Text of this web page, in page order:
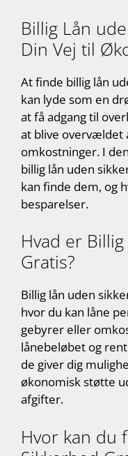
Billig Lån
Din Vej til
At finde billig lån
kan lyde som en
at få adgang til
at blive overvældet
omkostninger. I
billig lån uden
kan finde dem, og
besparelser.
Hvad er
Gratis?
Billig lån uden
hvor du kan låne
gebyrer eller
lånebeløbet og
de giver dig
økonomisk støtte
afgifter.
Hvor kan du